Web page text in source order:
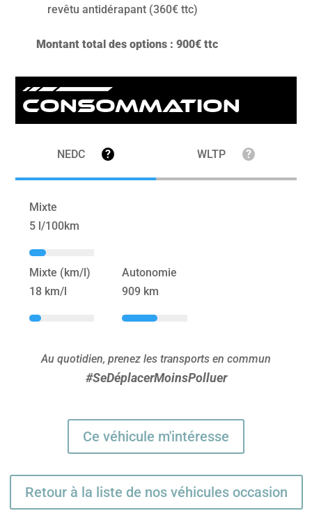
revêtu antidérapant (360€ ttc)
Montant total des options : 900€ ttc
Consommation
NEDC ? WLTP ?
Mixte
5 l/100km
Mixte (km/l)
18 km/l
Autonomie
909 km
Au quotidien, prenez les transports en commun
#SeDéplacerMoinsPolluer
Ce véhicule m'intéresse
Retour à la liste de nos véhicules occasion